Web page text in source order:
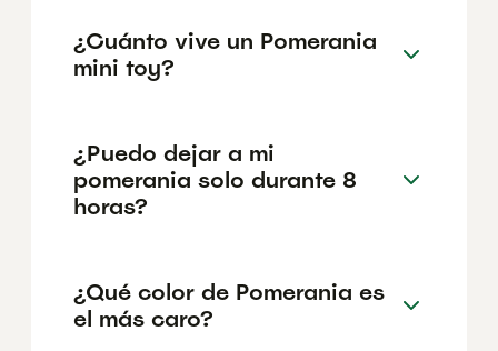
¿Cuánto vive un Pomerania
mini toy?
¿Puedo dejar a mi
pomerania solo durante 8
horas?
¿Qué color de Pomerania es
el más caro?